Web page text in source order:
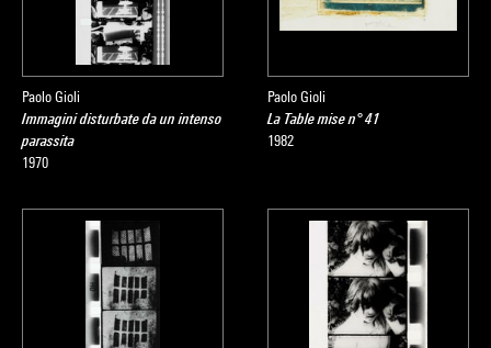
Paolo Gioli
Immagini disturbate da un intenso
parassita
1970
Paolo Gioli
La Table mise n° 41
1982